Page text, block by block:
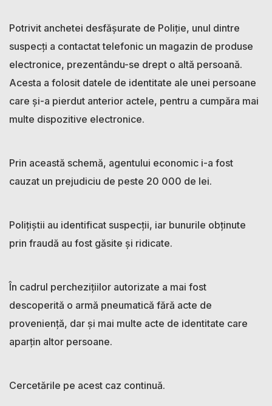
Potrivit anchetei desfășurate de Poliție, unul dintre
suspecți a contactat telefonic un magazin de produse
electronice, prezentându-se drept o altă persoană.
Acesta a folosit datele de identitate ale unei persoane
care și-a pierdut anterior actele, pentru a cumpăra mai
multe dispozitive electronice.
Prin această schemă, agentului economic i-a fost
cauzat un prejudiciu de peste 20 000 de lei.
Polițiștii au identificat suspecții, iar bunurile obținute
prin fraudă au fost găsite și ridicate.
În cadrul perchezițiilor autorizate a mai fost
descoperită o armă pneumatică fără acte de
proveniență, dar și mai multe acte de identitate care
aparțin altor persoane.
Cercetările pe acest caz continuă.